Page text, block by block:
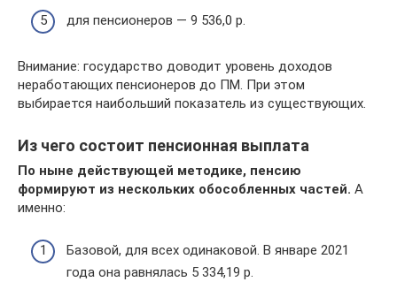
для пенсионеров — 9 536,0 р.
Внимание: государство доводит уровень доходов
неработающих пенсионеров до ПМ. При этом
выбирается наибольший показатель из существующих.
Из чего состоит пенсионная выплата
По ныне действующей методике, пенсию
формируют из нескольких обособленных частей. А
именно:
Базовой, для всех одинаковой. В январе 2021
года она равнялась 5 334,19 р.